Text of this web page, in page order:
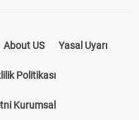
About US Yasal Uyarı
Politikası
Kurumsal